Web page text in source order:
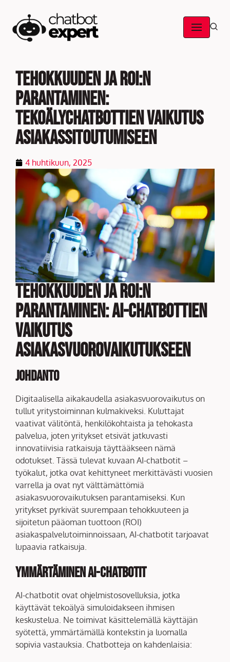
Skip
Tehokkuuden ja ROI:n
parantaminen:
tekoälychatbottien vaikutus
asiakassitoutumiseen
4 huhtikuun, 2025
Tehokkuuden ja ROI:n
Parantaminen: AI-chatbottien
Vaikutus
Asiakasvuorovaikutukseen
Johdanto
Digitaalisella aikakaudella asiakasvuorovaikutus on
tullut yritystoiminnan kulmakiveksi. Kuluttajat
vaativat välitöntä, henkilökohtaista ja tehokasta
palvelua, joten yritykset etsivät jatkuvasti
innovatiivisia ratkaisuja täyttääkseen nämä
odotukset. Tässä tulevat kuvaan AI-chatbotit –
työkalut, jotka ovat kehittyneet merkittävästi vuosien
varrella ja ovat nyt välttämättömiä
asiakasvuorovaikutuksen parantamiseksi. Kun
yritykset pyrkivät suurempaan tehokkuuteen ja
sijoitetun pääoman tuottoon (ROI)
asiakaspalvelutoiminnoissaan, AI-chatbotit tarjoavat
lupaavia ratkaisuja.
Ymmärtäminen AI-chatbotit
AI-chatbotit ovat ohjelmistosovelluksia, jotka
käyttävät tekoälyä simuloidakseen ihmisen
keskustelua. Ne toimivat käsittelemällä käyttäjän
syötettä, ymmärtämällä kontekstin ja luomalla
sopivia vastauksia. Chatbotteja on kahdenlaisia: